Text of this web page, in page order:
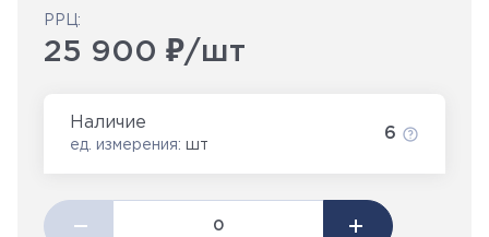
РРЦ:
25 900 ₽/шт
Наличие
ед. измерения: шт
6